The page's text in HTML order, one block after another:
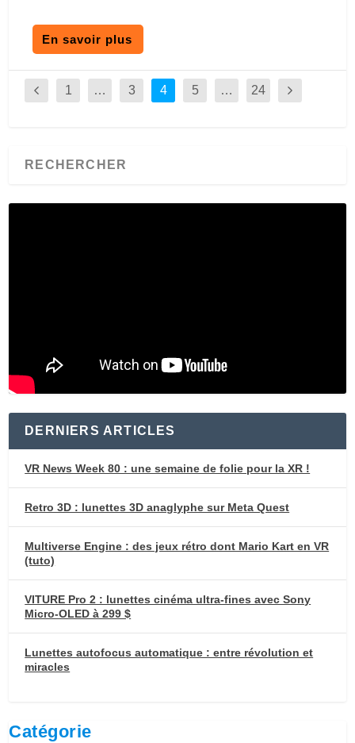
En savoir plus
1 … 3 4 5 … 24
DERNIERS ARTICLES
VR News Week 80 : une semaine de folie pour la XR !
Retro 3D : lunettes 3D anaglyphe sur Meta Quest
Multiverse Engine : des jeux rétro dont Mario Kart en VR
(tuto)
VITURE Pro 2 : lunettes cinéma ultra-fines avec Sony
Micro-OLED à 299 $
Lunettes autofocus automatique : entre révolution et
miracles
Catégorie